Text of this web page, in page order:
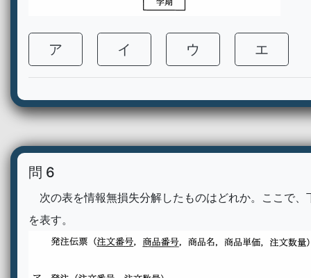
ア イ ウ エ
問 6
次の表を情報無損失分解したものはどれか。ここで、
を表す。